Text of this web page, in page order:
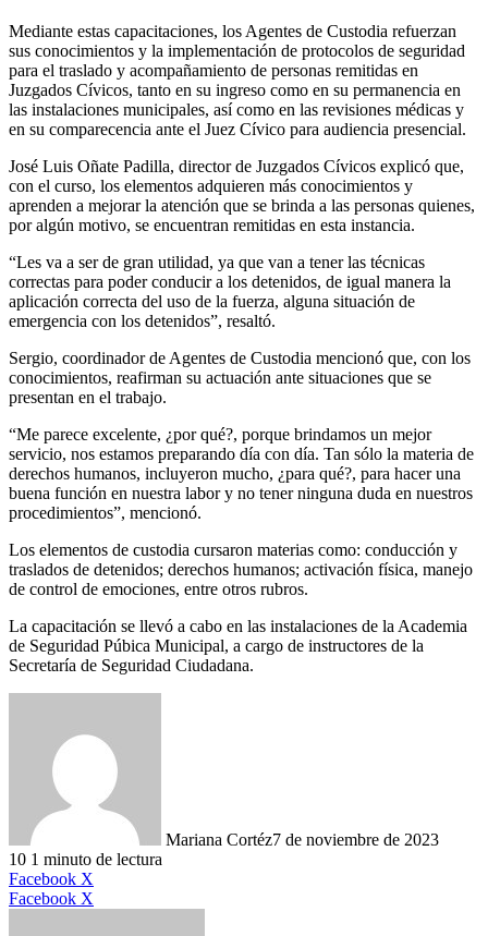
Mediante estas capacitaciones, los Agentes de Custodia refuerzan
sus conocimientos y la implementación de protocolos de seguridad
para el traslado y acompañamiento de personas remitidas en
Juzgados Cívicos, tanto en su ingreso como en su permanencia en
las instalaciones municipales, así como en las revisiones médicas y
en su comparecencia ante el Juez Cívico para audiencia presencial.
José Luis Oñate Padilla, director de Juzgados Cívicos explicó que,
con el curso, los elementos adquieren más conocimientos y
aprenden a mejorar la atención que se brinda a las personas quienes,
por algún motivo, se encuentran remitidas en esta instancia.
“Les va a ser de gran utilidad, ya que van a tener las técnicas
correctas para poder conducir a los detenidos, de igual manera la
aplicación correcta del uso de la fuerza, alguna situación de
emergencia con los detenidos”, resaltó.
Sergio, coordinador de Agentes de Custodia mencionó que, con los
conocimientos, reafirman su actuación ante situaciones que se
presentan en el trabajo.
“Me parece excelente, ¿por qué?, porque brindamos un mejor
servicio, nos estamos preparando día con día. Tan sólo la materia de
derechos humanos, incluyeron mucho, ¿para qué?, para hacer una
buena función en nuestra labor y no tener ninguna duda en nuestros
procedimientos”, mencionó.
Los elementos de custodia cursaron materias como: conducción y
traslados de detenidos; derechos humanos; activación física, manejo
de control de emociones, entre otros rubros.
La capacitación se llevó a cabo en las instalaciones de la Academia
de Seguridad Púbica Municipal, a cargo de instructores de la
Secretaría de Seguridad Ciudadana.
Mariana Cortéz7 de noviembre de 2023
10 1 minuto de lectura
Facebook X
Facebook X